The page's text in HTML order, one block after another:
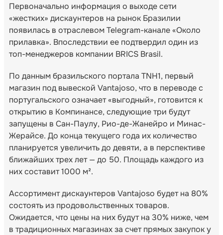
Первоначально информация о выходе сети
«жестких» дискаунтеров на рынок Бразилии
появилась в отраслевом Telegram-канале «Около
прилавка». Впоследствии ее подтвердил один из
топ-менеджеров компании BRICS Brasil.
По данным бразильского портала TNH1, первый
магазин под вывеской Vantajoso, что в переводе с
португальского означает «выгодный», готовится к
открытию в Компинансе, следующие три будут
запущены в Сан-Паулу, Рио-де-Жанейро и Минас-
Жерайсе. До конца текущего года их количество
планируется увеличить до девяти, а в перспективе
ближайших трех лет — до 50. Площадь каждого из
них составит 1000 м².
Ассортимент дискаунтеров Vantajoso будет на 80%
состоять из продовольственных товаров.
Ожидается, что цены на них будут на 30% ниже, чем
в традиционных магазинах за счет прямых закупок у